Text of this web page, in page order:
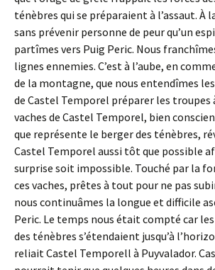
ténèbres qui se préparaient à l’assaut. À
sans prévenir personne de peur qu’un
partîmes vers Puig Peric. Nous
lignes ennemies. C’est à l’aube, en
de la montagne, que nous entendîmes
de Castel Temporel préparer les troupes
vaches de Castel Temporel, bien
que représente le berger des ténèbres,
Castel Temporel aussi tôt que possible
surprise soit impossible. Touché par la
ces vaches, prêtes à tout pour ne pas
nous continuâmes la longue et difficile
Peric. Le temps nous était compté car
des ténèbres s’étendaient jusqu’à
reliait Castel Temporell à Puyvalador.